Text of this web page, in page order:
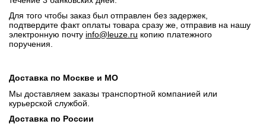
Для того чтобы заказ был отправлен без задержек,
подтвердите факт оплаты товара сразу же, отправив на нашу
электронную почту info@leuze.ru копию платежного
поручения.
Доставка по Москве и МО
Мы доставляем заказы транспортной компанией или
курьерской службой.
Доставка по России